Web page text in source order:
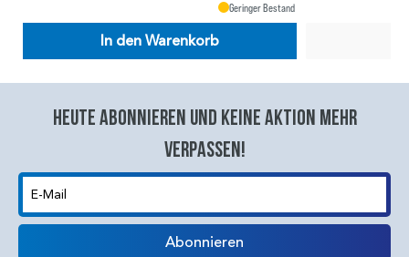
Geringer Bestand
In den Warenkorb
Heute abonnieren und keine aktion mehr
verpassen!
E-Mail
Abonnieren